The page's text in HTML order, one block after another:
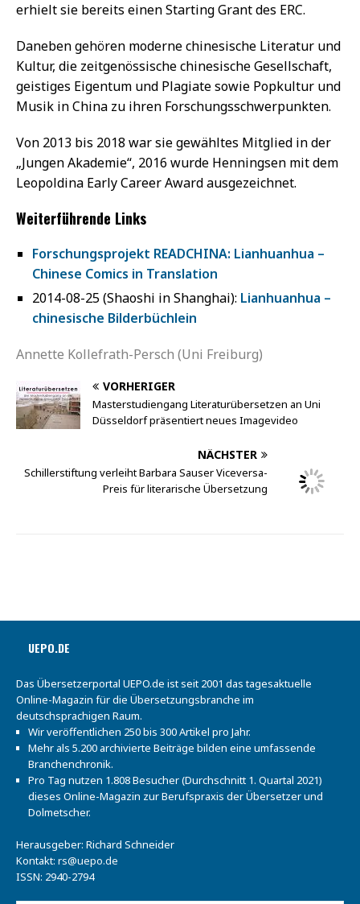
chinesische Bilderbüchlein
Annette Kollefrath-Persch (Uni Freiburg)
VORHERIGER
Masterstudiengang Literaturübersetzen an Uni
Düsseldorf präsentiert neues Imagevideo
NÄCHSTER
Schillerstiftung verleiht Barbara Sauser Viceversa-
Preis für literarische Übersetzung
UEPO.DE
Das Übersetzerportal UEPO.de ist seit 2001 das tagesaktuelle
Online-Magazin für die Übersetzungsbranche im
deutschsprachigen Raum.
Wir veröffentlichen 250 bis 300 Artikel pro Jahr.
Mehr als 5.200 archivierte Beiträge bilden eine umfassende
Pro Tag nutzen 1.808 Besucher (Durchschnitt 1. Quartal 2021)
dieses Online-Magazin zur Berufspraxis der Übersetzer und
Unsere Social-Media-Präsenzen:
UEPO.de als RSS-Feed abonnieren:
UEPO.de - Das verbandsunabhängige Nachrichtenportal von